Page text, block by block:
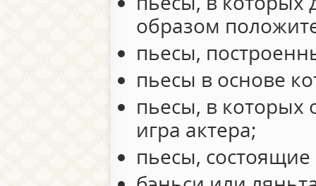
образом
пьесы,
пьесы в основе
пьесы, в
игра актера;
пьесы, состоящие